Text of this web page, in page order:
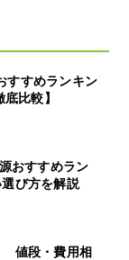
すすめランキン
比較】
おすすめラン
び方を解説
値段・費用相